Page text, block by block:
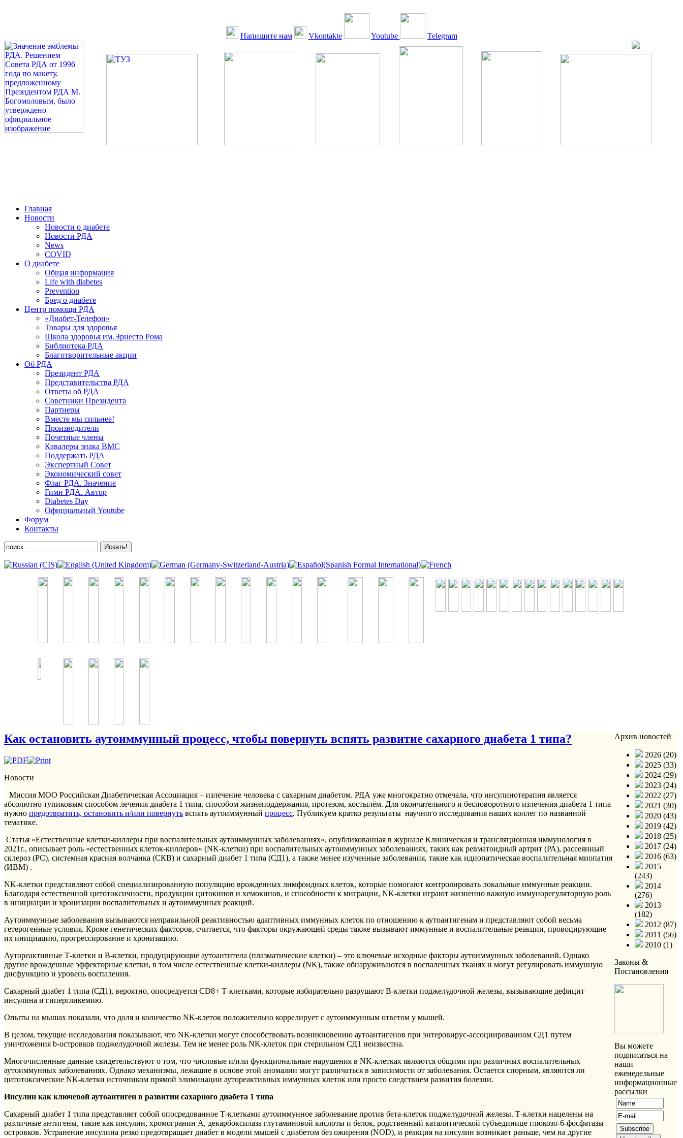
Напишите нам Vkontakte Youtube Telegram
Главная
Новости
Новости о диабете
Новости РДА
News
COVID
О диабете
Общая информация
Life with diabetes
Prevention
Бред о диабете
Центр помощи РДА
«Диабет-Телефон»
Товары для здоровья
Школа здоровья им.Эрнесто Рома
Библиотека РДА
Благотворительные акции
Об РДА
Президент РДА
Представительства РДА
Ответы об РДА
Советники Президента
Партнеры
Вместе мы сильнее!
Производители
Почетные члены
Кавалеры знака ВМС
Поддержать РДА
Экспертный Совет
Экономический совет
Флаг РДА. Значение
Гимн РДА. Автор
Diabetes Day
Официальный Youtube
Форум
Контакты
Как остановить аутоиммунный процесс, чтобы повернуть вспять развитие сахарного диабета 1 типа?
Новости
Миссия МОО Российская Диабетическая Ассоциация – излечение человека с сахарным диабетом. РДА уже многократно отмечала, что инсулинотерапия является
абсолютно тупиковым способом лечения диабета 1 типа, способом жизнеподдержания, протезом, костылём. Для окончательного и бесповоротного излечения диабета 1 типа
нужно предотвратить, остановить и/или повернуть вспять аутоиммунный процесс. Публикуем кратко результаты научного исследования наших коллег по названной
тематике.
Статья «Естественные клетки-киллеры при воспалительных аутоиммунных заболеваниях», опубликованная в журнале Клиническая и трансляционная иммунология в
2021г., описывает роль «естественных клеток-киллеров» (NK-клетки) при воспалительных аутоиммунных заболеваниях, таких как ревматоидный артрит (РА), рассеянный
склероз (РС), системная красная волчанка (СКВ) и сахарный диабет 1 типа (СД1), а также менее изученные заболевания, такие как идиопатическая воспалительная миопатия
(ИВМ) .
NK-клетки представляют собой специализированную популяцию врожденных лимфоидных клеток, которые помогают контролировать локальные иммунные реакции.
Благодаря естественной цитотоксичности, продукции цитокинов и хемокинов, и способности к миграции, NK-клетки играют жизненно важную иммунорегуляторную роль
в инициации и хронизации воспалительных и аутоиммунных реакций.
Аутоиммунные заболевания вызываются неправильной реактивностью адаптивных иммунных клеток по отношению к аутоантигенам и представляют собой весьма
гетерогенные условия. Кроме генетических факторов, считается, что факторы окружающей среды также вызывают иммунные и воспалительные реакции, провоцирующие
их инициацию, прогрессирование и хронизацию.
Аутореактивные Т-клетки и В-клетки, продуцирующие аутоантитела (плазматические клетки) – это ключевые исходные факторы аутоиммунных заболеваний. Однако
другие врожденные эффекторные клетки, в том числе естественные клетки-киллеры (NK), также обнаруживаются в воспаленных тканях и могут регулировать иммунную
дисфункцию и уровень воспаления.
Сахарный диабет 1 типа (СД1), вероятно, опосредуется CD8+ Т-клетками, которые избирательно разрушают В-клетки поджелудочной железы, вызывающие дефицит
инсулина и гипергликемию.
Опыты на мышах показали, что доля и количество NK-клеток положительно коррелирует с аутоиммунным ответом у мышей.
В целом, текущие исследования показывают, что NK-клетки могут способствовать возникновению аутоантигенов при энтеровирус-ассоциированном СД1 путем
уничтожения b-островков поджелудочной железы. Тем не менее роль NK-клеток при стерильном СД1 неизвестна.
Многочисленные данные свидетельствуют о том, что числовые и/или функциональные нарушения в NK-клетках являются общими при различных воспалительных
аутоиммунных заболеваниях. Однако механизмы, лежащие в основе этой аномалии могут различаться в зависимости от заболевания. Остается спорным, являются ли
цитотоксические NK-клетки источником прямой элиминации аутореактивных иммунных клеток или просто следствием развития болезни.
Инсулин как ключевой аутоантиген в развитии сахарного диабета 1 типа
Сахарный диабет 1 типа представляет собой опосредованное Т-клетками аутоиммунное заболевание против бета-клеток поджелудочной железы. Т-клетки нацелены на
различные антигены, такие как инсулин, хромогранин А, декарбоксилаза глутаминовой кислоты и белок, родственный каталитической субъединице глюкозо-6-фосфатазы
островков. Устранение инсулина резко предотвращает диабет в модели мышей с диабетом без ожирения (NOD), и реакция на инсулин возникает раньше, чем на другие
Архив новостей
2026 (20)
2025 (33)
2024 (29)
2023 (24)
2022 (27)
2021 (30)
2020 (43)
2019 (42)
2018 (25)
2017 (24)
2016 (63)
2015
(243)
2014
(276)
2013
(182)
2012 (87)
2011 (56)
2010 (1)
Законы &
Постановления
Вы можете
подписаться на
наши
еженедельные
информационные
рассылки